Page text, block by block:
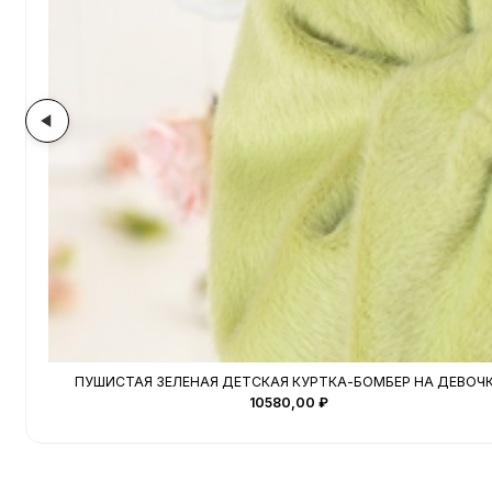
ПУШИСТАЯ ЗЕЛЕНАЯ ДЕТСКАЯ КУРТКА-БОМБЕР НА
10580,00₽